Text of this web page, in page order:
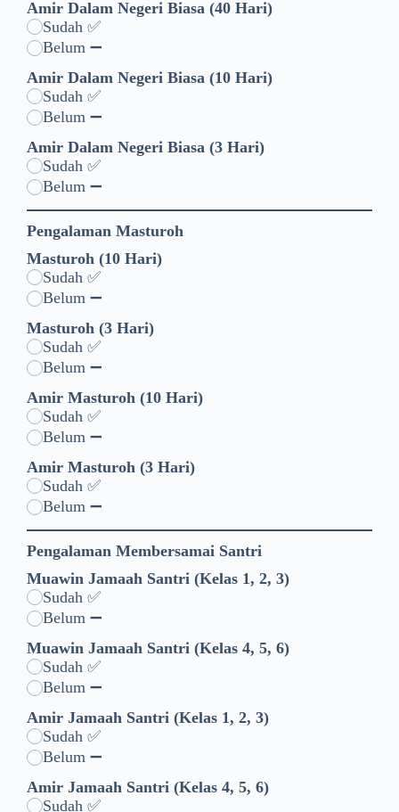
Amir Dalam Negeri Biasa (40 Hari)
Sudah ✅
Belum ➖
Amir Dalam Negeri Biasa (10 Hari)
Sudah ✅
Belum ➖
Amir Dalam Negeri Biasa (3 Hari)
Sudah ✅
Belum ➖
Pengalaman Masturoh
Masturoh (10 Hari)
Sudah ✅
Belum ➖
Masturoh (3 Hari)
Sudah ✅
Belum ➖
Amir Masturoh (10 Hari)
Sudah ✅
Belum ➖
Amir Masturoh (3 Hari)
Sudah ✅
Belum ➖
Pengalaman Membersamai Santri
Muawin Jamaah Santri (Kelas 1, 2, 3)
Sudah ✅
Belum ➖
Muawin Jamaah Santri (Kelas 4, 5, 6)
Sudah ✅
Belum ➖
Amir Jamaah Santri (Kelas 1, 2, 3)
Sudah ✅
Belum ➖
Amir Jamaah Santri (Kelas 4, 5, 6)
Sudah ✅